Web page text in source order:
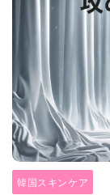
韓国スキンケア